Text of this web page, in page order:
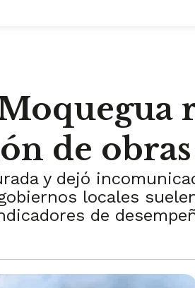
de
y dejó
locales
de